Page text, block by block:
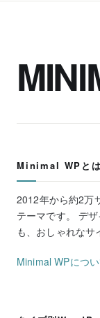
Minimal WPと
2012年から約2万
テーマです。 デ
も、おしゃれなサ
Minimal WPにつ